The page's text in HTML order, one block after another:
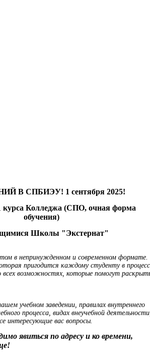
В СПБИЭУ! 1 сентября 2025!
курса Колледжа (СПО, очная форма
обучения)
Школы "Экстернат"
в непринужденном и современном формате.
пригодится каждому студенту в
всех возможностях, которые помогут
учебном заведении, правилах внутреннего
процесса, видах внеучебной
интересующие вас вопросы.
явиться по адресу и ко времени,